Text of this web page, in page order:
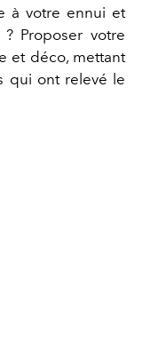
à votre ennui et
Proposer votre
et déco, mettant
qui ont relevé le